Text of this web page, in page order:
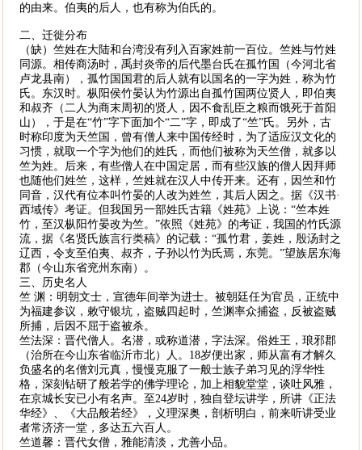
的由来。伯夷的后人，也有称为伯氏的。
二、迁徙分布
（缺）竺姓在大陆和台湾没有列入百家姓前一百位。竺姓与竹姓
同源。相传商汤时，禹封炎帝的后代墨台氏在孤竹国（今河北省
卢龙县南），孤竹国国君的后人就有以国名的一字为姓，称为竹
氏。东汉时。枞阳侯竹晏认为竹源出自孤竹国两位贤人，即伯夷
和叔齐（二人为商末周初的贤人，因不食乱臣之粮而饿死于首阳
山），于是在“竹”字下面加个“二”字，即成了“竺”氏。另外，古
时称印度为天竺国，曾有僧人来中国传经时，为了适应汉文化的
习惯，就取一个字为他们的姓氏，而他们被称为天竺僧，就多以
竺为姓。后来，有些僧人在中国定居，而有些汉族的僧人因拜师
也随他们姓竺，这样，竺姓就在汉人中传开来。还有，因竺和竹
同音，汉代有位本叫竹晏的人改为姓竺，其后人因之。据《汉书·
西域传》考证。但我国另一部姓氏古籍《姓苑》上说：“竺本姓
竹，至汉枞阳竹晏改为竺。”依照《姓苑》的考证，我国的竹氏源
流，据《名贤氏族言行类稿》的记载：“孤竹君，姜姓，殷汤封之
辽西，令支至伯夷、叔齐，子孙以竹为氏焉，东莞。”望族居东海
郡（今山东省兖州东南）。
三、历史名人
竺 渊：明朝文士，宣德年间举为进士。被朝廷任为官员，正统中
为福建参议，敕守银坑，盗贼四起时，竺渊率众捕盗，反被盗贼
所捕，后因不屈于盗被杀。
竺法深：晋代僧人。名潜，或称道潜，字法深。俗姓王，琅邪郡
（治所在今山东省临沂市北）人。18岁便出家，师从富有才解久
负盛名的名僧刘元真，慢慢克服了一般士族子弟习见的浮华性
格，深刻钻研了般若学的佛学理论，加上相貌堂堂，谈吐风雅，
在京城长安已小有名声。至24岁时，独自登坛讲学，所讲《正法
华经》、《大品般若经》，义理深奥，剖析明白，前来听讲受业
者常济济一堂，多达五六百人。
竺道馨：晋代女僧，雅能清淡，尤善小品。